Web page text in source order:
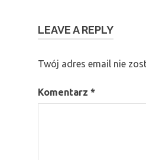
LEAVE A REPLY
Twój adres email nie
Komentarz *